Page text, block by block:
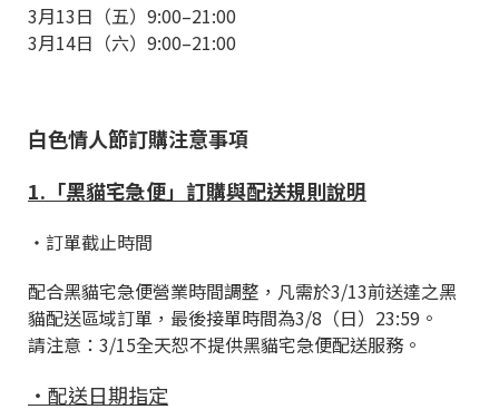
3月13日（五）9:00–21:00
3月14日（六）9:00–21:00
白色情人節訂購注意事項
1.「黑貓宅急便」訂購與配送規則說明
・訂單截止時間
配合黑貓宅急便營業時間調整，凡需於3/13前送達之黑
貓配送區域訂單，最後接單時間為3/8（日）23:59。
請注意：3/15全天恕不提供黑貓宅急便配送服務。
・配送日期指定